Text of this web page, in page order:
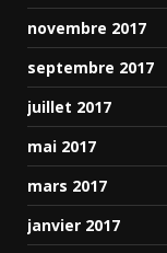
novembre 2017
septembre 2017
juillet 2017
mai 2017
mars 2017
janvier 2017